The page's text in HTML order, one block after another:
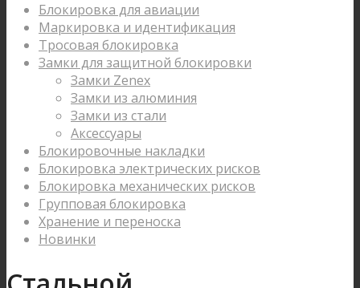
Блокировка для авиации
Маркировка и идентификация
Тросовая блокировка
Замки для защитной блокировки
Замки Zenex
Замки из алюминия
Замки из стали
Аксессуары
Блокировочные накладки
Блокировка электрических рисков
Блокировка механических рисков
Групповая блокировка
Хранение и переноска
Новинки